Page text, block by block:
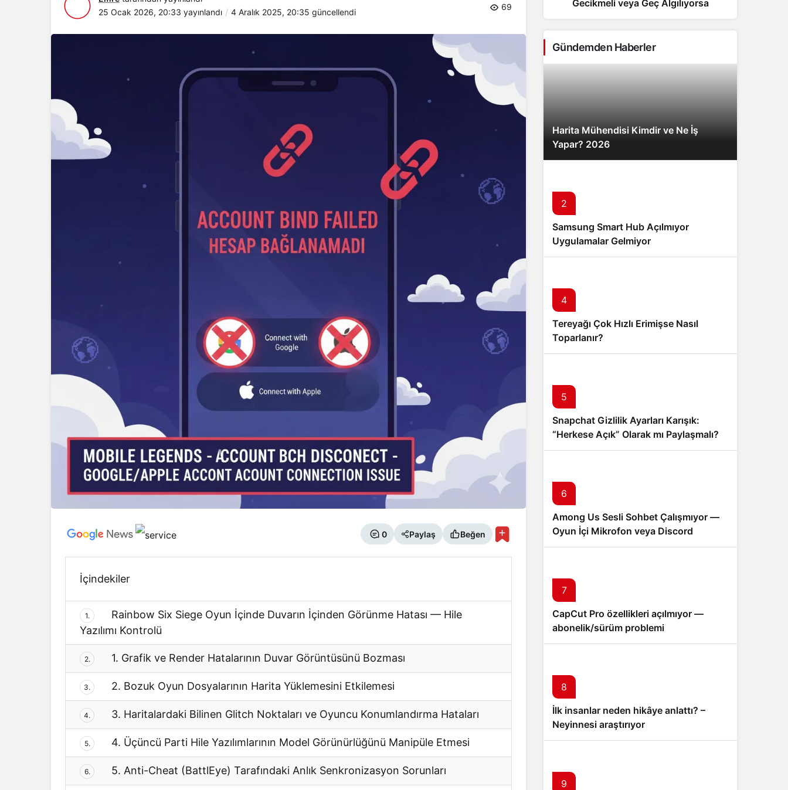
Sistem Modu
25 Ocak 2026, 20:33 yayınlandı 4 Aralık 2025, 20:35 güncellendi
69
0 Paylaş Beğen
İçindekiler
1.
Rainbow Six Siege Oyun İçinde Duvarın İçinden Görünme Hatası — Hile
Yazılımı Kontrolü
2. 1. Grafik ve Render Hatalarının Duvar Görüntüsünü Bozması
3. 2. Bozuk Oyun Dosyalarının Harita Yüklemesini Etkilemesi
4. 3. Haritalardaki Bilinen Glitch Noktaları ve Oyuncu Konumlandırma Hataları
5. 4. Üçüncü Parti Hile Yazılımlarının Model Görünürlüğünü Manipüle Etmesi
6. 5. Anti-Cheat (BattlEye) Tarafındaki Anlık Senkronizasyon Sorunları
Gecikmeli veya Geç Algılıyorsa
Gündemden Haberler
Harita Mühendisi Kimdir ve Ne İş
Yapar? 2026
2
Samsung Smart Hub Açılmıyor
Uygulamalar Gelmiyor
3
Mevsimler Gerçekten Güneş’ten
Uzaklıkla mı İlgili? – Neyinnesi
Sorguluyor
4
Tereyağı Çok Hızlı Erimişse Nasıl
Toparlanır?
5
Snapchat Gizlilik Ayarları Karışık:
“Herkese Açık” Olarak mı Paylaşmalı?
6
Among Us Sesli Sohbet Çalışmıyor —
Oyun İçi Mikrofon veya Discord
Bağlantı Sorunu
7
CapCut Pro özellikleri açılmıyor —
abonelik/sürüm problemi
8
İlk insanlar neden hikâye anlattı? –
Neyinnesi araştırıyor
9